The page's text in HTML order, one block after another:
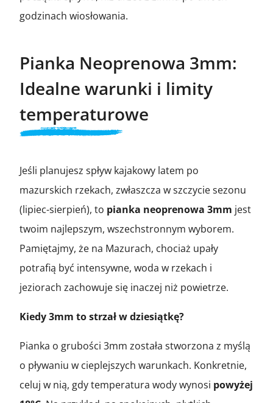
godzinach wiosłowania.
Pianka Neoprenowa 3mm:
Idealne warunki i limity
temperaturowe
Jeśli planujesz spływ kajakowy latem po
mazurskich rzekach, zwłaszcza w szczycie sezonu
(lipiec-sierpień), to pianka neoprenowa 3mm jest
twoim najlepszym, wszechstronnym wyborem.
Pamiętajmy, że na Mazurach, chociaż upały
potrafią być intensywne, woda w rzekach i
jeziorach zachowuje się inaczej niż powietrze.
Kiedy 3mm to strzał w dziesiątkę?
Pianka o grubości 3mm została stworzona z myślą
o pływaniu w cieplejszych warunkach. Konkretnie,
celuj w nią, gdy temperatura wody wynosi powyżej